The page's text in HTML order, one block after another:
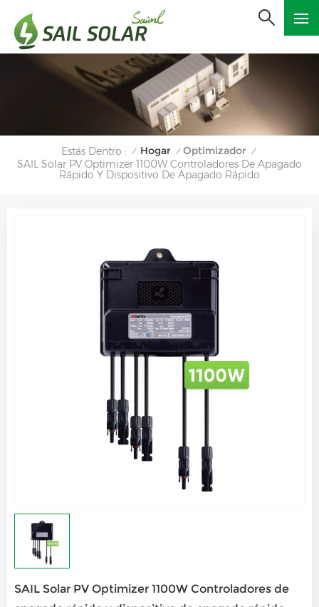
Estás Dentro : / Hogar / Optimizador /
SAIL Solar PV Optimizer 1100W Controladores De Apagado
Rápido Y Dispositivo De Apagado Rápido
SAIL Solar PV Optimizer 1100W Controladores de